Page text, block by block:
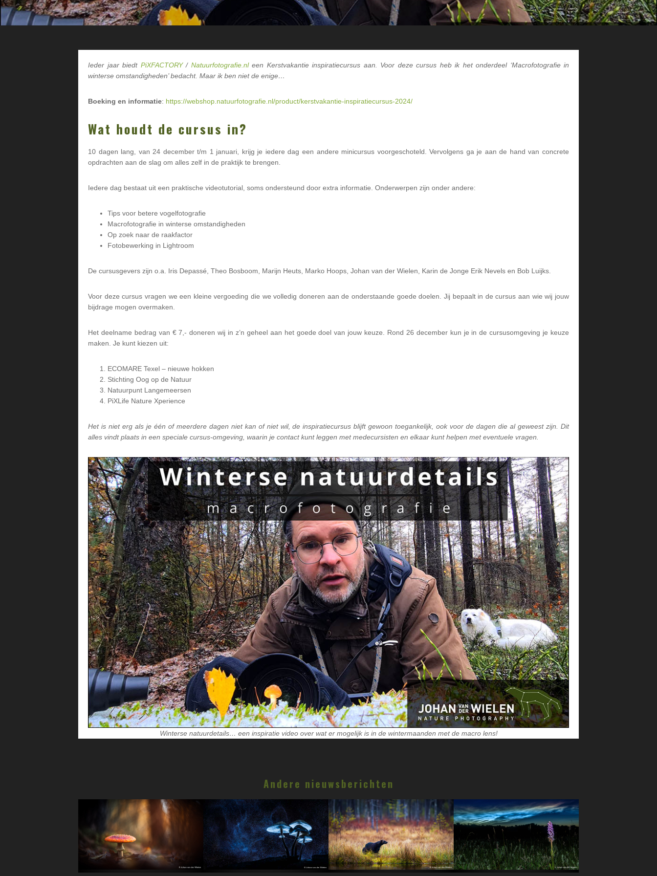
Ieder jaar biedt PiXFACTORY/ Natuurfotografie.nleen Kerstvakantie inspiratiecursus aan. Voor deze cursus heb ik het onderdeel ‘Macrofotografie in
winterse omstandigheden’ bedacht. Maar ik ben niet de enige…
Boeking en informatie: https://webshop.natuurfotografie.nl/product/kerstvakantie-inspiratiecursus-2024/
Wat houdt de cursus in?
10 dagen lang, van 24 december t/m 1 januari, krijg je iedere dag een andere minicursus voorgeschoteld. Vervolgens ga je aan de hand van concrete
opdrachten aan de slag om alles zelf in de praktijk te brengen.
Iedere dag bestaat uit een praktische videotutorial, soms ondersteund door extra informatie. Onderwerpen zijn onder andere:
Tips voor betere vogelfotografie
Macrofotografie in winterse omstandigheden
Op zoek naar de raakfactor
Fotobewerking in Lightroom
De cursusgevers zijn o.a. Iris Depassé, Theo Bosboom, Marijn Heuts, Marko Hoops, Johan van der Wielen, Karin de Jonge Erik Nevels en Bob Luijks.
Voor deze cursus vragen we een kleine vergoeding die we volledig doneren aan de onderstaande goede doelen. Jij bepaalt in de cursus aan wie wij jouw
bijdrage mogen overmaken.
Het deelname bedrag van € 7,- doneren wij in z’n geheel aan het goede doel van jouw keuze. Rond 26 december kun je in de cursusomgeving je keuze
maken. Je kunt kiezen uit:
ECOMARE Texel – nieuwe hokken
Stichting Oog op de Natuur
Natuurpunt Langemeersen
PiXLife Nature Xperience
Het is niet erg als je één of meerdere dagen niet kan of niet wil, de inspiratiecursus blijft gewoon toegankelijk, ook voor de dagen die al geweest zijn.
Dit
alles vindt plaats in een speciale cursus-omgeving, waarin je contact kunt leggen met medecursisten en elkaar kunt helpen met eventuele vragen.
Winterse natuurdetails… een inspiratie video over wat er mogelijk is in de wintermaanden met de macro lens!
Andere nieuwsberichten